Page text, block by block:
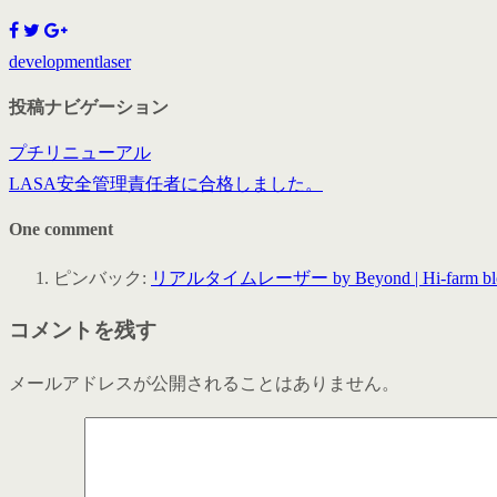
developmentlaser
投稿ナビゲーション
プチリニューアル
LASA安全管理責任者に合格しました。
One comment
ピンバック: リアルタイムレーザー by Beyond | Hi-farm
コメントを残す
メールアドレスが公開されることはありません。